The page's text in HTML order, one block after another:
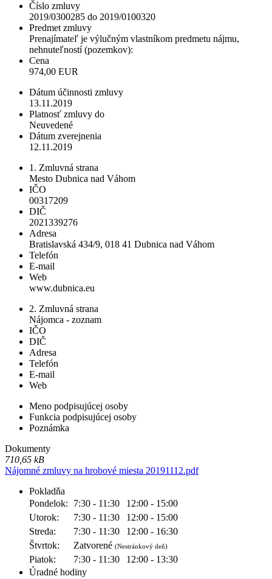
Číslo zmluvy
2019/0300285 do 2019/0100320
Predmet zmluvy
Prenajímateľ je výlučným vlastníkom predmetu nájmu,
nehnuteľností (pozemkov):
Cena
974,00 EUR
Dátum účinnosti zmluvy
13.11.2019
Platnosť zmluvy do
Neuvedené
Dátum zverejnenia
12.11.2019
1. Zmluvná strana
Mesto Dubnica nad Váhom
IČO
00317209
DIČ
2021339276
Adresa
Bratislavská 434/9, 018 41 Dubnica nad Váhom
Telefón
E-mail
Web
www.dubnica.eu
2. Zmluvná strana
Nájomca - zoznam
IČO
DIČ
Adresa
Telefón
E-mail
Web
Meno podpisujúcej osoby
Funkcia podpisujúcej osoby
Poznámka
Dokumenty
710,65 kB
Nájomné zmluvy na hrobové miesta 20191112.pdf
Pokladňa
Pondelok:
7:30 - 11:30
12:00 - 15:00
Utorok:
7:30 - 11:30
12:00 - 15:00
Streda:
7:30 - 11:30
12:00 - 16:30
Štvrtok:
Zatvorené (Nestránkový deň)
Piatok: 7:30 - 11:30
12:00 - 13:30
Úradné hodiny